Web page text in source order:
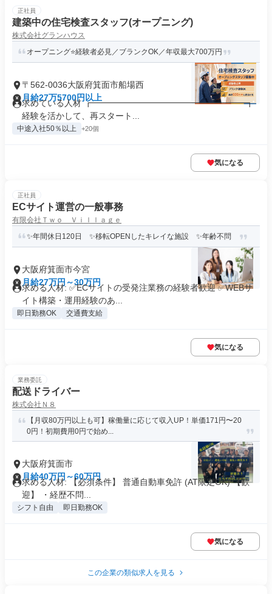
正社員
建築中の住宅検査スタッフ(オープニング)
株式会社グランハウス
オープニング⭐経験者必見／ブランクOK／年収最大700万円
〒562-0036大阪府箕面市船場西
月給27万5700円以上
求めている人材 ┏━━━━━━━━━━━━━━━━━━┓
経験を活かして、再スタート...
中途入社50％以上 +20個
気になる
正社員
ECサイト運営の一般事務
有限会社Ｔｗｏ Ｖｉｌｌａｇｅ
✨年間休日120日 ✨移転OPENしたキレイな施設 ✨年齢不問
大阪府箕面市今宮
月給27万円～30万円
求める人材: ✅ECサイトの受発注業務の経験者歓迎 ✅WEBサ
イト構築・運用経験のあ...
即日勤務OK 交通費支給
気になる
業務委託
配送ドライバー
株式会社Ｎ８
【月収80万円以上も可】稼働量に応じて収入UP！単価171円〜20
0円！初期費用0円で始め...
大阪府箕面市
月給40万円～60万円
求める人材: 【必須条件】 普通自動車免許 (AT限定OK) 【歓
迎】 ・経歴不問...
シフト自由 即日勤務OK
気になる
この企業の類似求人を見る